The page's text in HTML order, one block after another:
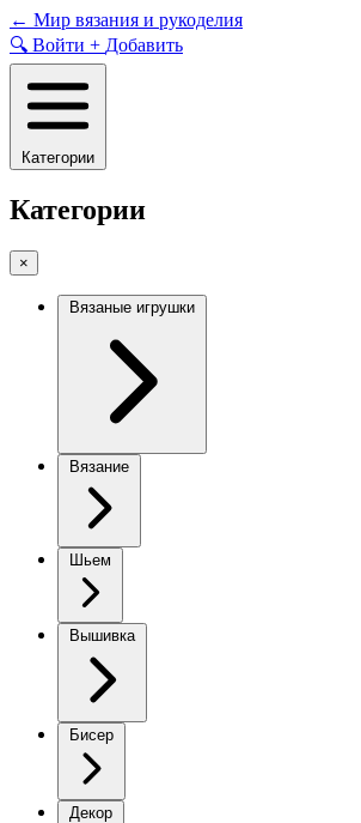
Skip
to
content
← Мир вязания и рукоделия
🔍 Войти + Добавить
Категории
Категории
×
Вязаные игрушки
Вязание
Шьем
Вышивка
Бисер
Декор